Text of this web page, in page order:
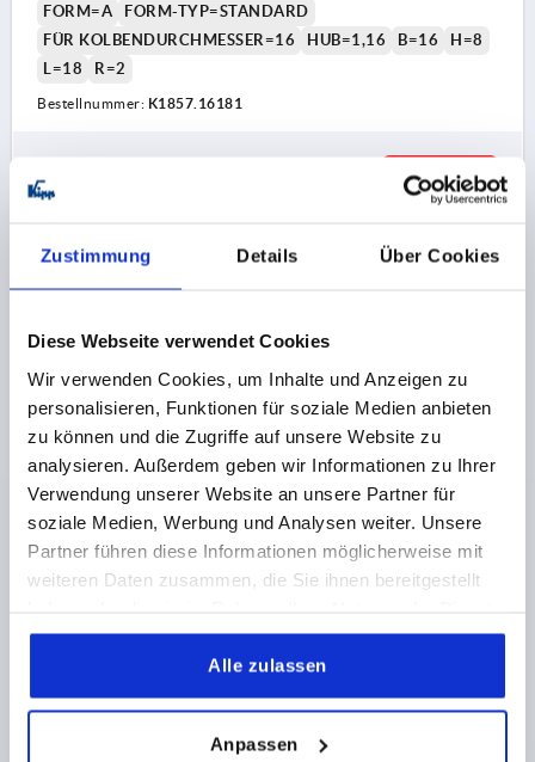
Zustimmung Details Über Cookies
Diese Webseite verwendet Cookies
Wir verwenden Cookies, um Inhalte und Anzeigen zu
personalisieren, Funktionen für soziale Medien anbieten
zu können und die Zugriffe auf unsere Website zu
analysieren. Außerdem geben wir Informationen zu Ihrer
Verwendung unserer Website an unsere Partner für
soziale Medien, Werbung und Analysen weiter. Unsere
Partner führen diese Informationen möglicherweise mit
weiteren Daten zusammen, die Sie ihnen bereitgestellt
gesammelt haben.
Alle zulassen
Anpassen
FORM=A
FORM-TYP=STANDARD
FÜR KOLBENDURCHMESSER=16
HUB=1,16 B=16
H=8
L=18
R=2
Bestellnummer: K1857.16181
zzgl. MwSt.
zzgl. Versandkosten
DETAILS
K1857 A
SPANNHEBEL FÜR DREHHEBELSPANNER, FORM:A
STANDARD, FÜR DK=16, HUB=1,6
FORM-TYP=STANDARD
HUB=1,6
Bestellnummer:K1857.16241
zzgl. MwSt.
DETAILS